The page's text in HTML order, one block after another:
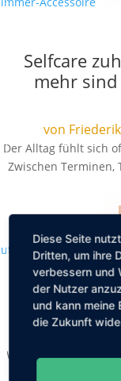
Selfcare
mehr
von
Der Alltag fühlt sich
Zwischen Terminen,
Beauty
Wenn die
einer
Diese Seite
Dritten, um ihre
verbessern und
der Nutzer
und kann meine
die Zukunft